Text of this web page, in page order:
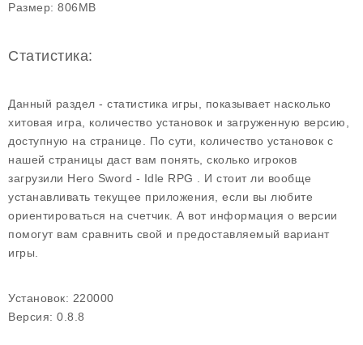
Размер: 806MB
Статистика:
Данный раздел - статистика игры, показывает насколько
хитовая игра, количество установок и загруженную версию,
доступную на странице. По сути, количество установок с
нашей страницы даст вам понять, сколько игроков
загрузили Hero Sword - Idle RPG . И стоит ли вообще
устанавливать текущее приложения, если вы любите
ориентироваться на счетчик. А вот информация о версии
помогут вам сравнить свой и предоставляемый вариант
игры.
Установок: 220000
Версия: 0.8.8